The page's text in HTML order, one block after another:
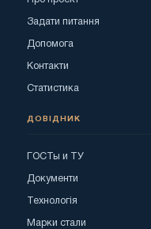
Задати питання
Допомога
Контакти
Статистика
ДОВІДНИК
ГОСТы и ТУ
Документи
Технологія
Марки стали